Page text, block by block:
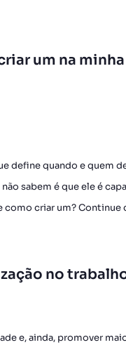
um na minha
define quando e quem
sabem é que ele é
como criar um? Continue
no
e, ainda, promover